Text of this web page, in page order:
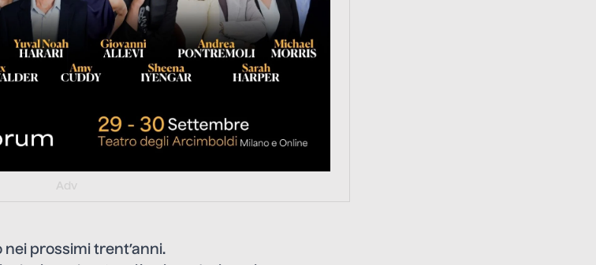
Adv
prossimi trent’anni.